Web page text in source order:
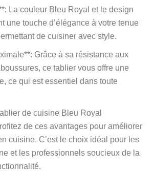
La couleur Bleu Royal et le design
une touche d’élégance à votre tenue
de cuisiner avec style.
Grâce à sa résistance aux
ce tablier vous offre une
ce qui est essentiel dans toute
de cuisine Bleu Royal
de ces avantages pour améliorer
cuisine. C’est le choix idéal pour les
et les professionnels soucieux de la